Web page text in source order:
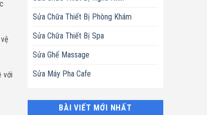
với
Sửa Chữa Thiết Bị Phòng Khám
Sửa Chữa Thiết Bị Spa
Sửa Ghế Massage
Sửa Máy Pha Cafe
BÀI VIẾT MỚI NHẤT